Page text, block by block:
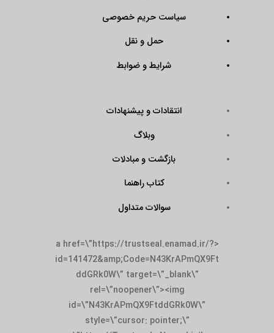
سیاست حریم خصوصی
حمل و نقل
شرایط و ضوابط
انتقادات و پیشنهادات
وبلاگ
بازگشت و مبادلات
کتاب راهنما
سوالات متداول
<a href=\”https://trustseal.enamad.ir/?
id=141472&amp;Code=N43KrAPmQX9Ft
ddGRk0W\” target=\”_blank\”
rel=\”noopener\”><img
id=\”N43KrAPmQX9FtddGRk0W\”
style=\”cursor: pointer;\”